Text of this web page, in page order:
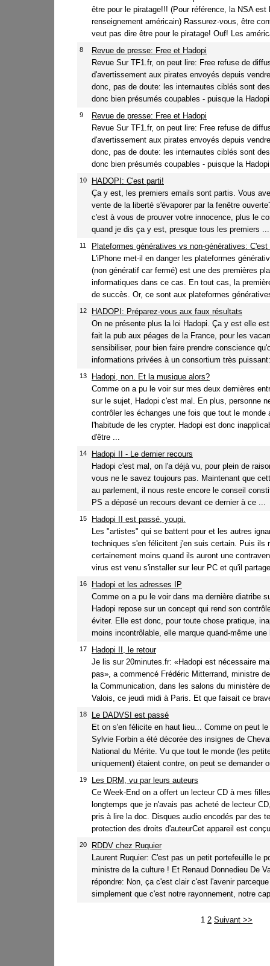
être pour le piratage!!! (Pour référence, la NSA est
renseignement américain) Rassurez-vous, être
veut pas dire être pour le piratage! Ouf! Les
8
Revue de presse: Free et Hadopi
Revue Sur TF1.fr, on peut lire: Free refuse de
d'avertissement aux pirates envoyés depuis
donc, pas de doute: les internautes ciblés sont
donc bien présumés coupables - puisque la
9
Revue de presse: Free et Hadopi
Revue Sur TF1.fr, on peut lire: Free refuse de
d'avertissement aux pirates envoyés depuis
donc, pas de doute: les internautes ciblés sont
donc bien présumés coupables - puisque la
10
HADOPI: C'est parti!
Ça y est, les premiers emails sont partis. Vous
vente de la liberté s'évaporer par la fenêtre
c'est à vous de prouver votre innocence, plus le
quand je dis ça y est, presque tous les premiers ...
11
Plateformes génératives vs non-génératives: C'est
L'iPhone met-il en danger les plateformes
(non génératif car fermé) est une des premières
informatiques dans ce cas. En tout cas, la
de succès. Or, ce sont aux plateformes
12
HADOPI: Préparez-vous aux faux résultats
On ne présente plus la loi Hadopi. Ça y est elle
fait la pub aux péages de la France, pour les
sensibiliser, pour bien faire prendre conscience
informations privées à un consortium très
13
Hadopi, non. Et la musique alors?
Comme on a pu le voir sur mes deux dernières
sur le sujet, Hadopi c'est mal. En plus, personne
contrôler les échanges une fois que tout le monde
l'habitude de les crypter. Hadopi est donc
d'être ...
14
Hadopi II - Le dernier recours
Hadopi c'est mal, on l'a déjà vu, pour plein de
vous ne le savez toujours pas. Maintenant que
au parlement, il nous reste encore le conseil
PS a déposé un recours devant ce dernier à ce ...
15
Hadopi II est passé, youpi.
Les "artistes" qui se battent pour et les autres
techniques s'en félicitent j'en suis certain. Puis ils
certainement moins quand ils auront une
virus est venu s'installer sur leur PC et qu'il
16
Hadopi et les adresses IP
Comme on a pu le voir dans ma dernière diatribe
Hadopi repose sur un concept qui rend son
éviter. Elle est donc, pour toute chose pratique,
moins incontrôlable, elle marque quand-même
17
Hadopi II, le retour
Je lis sur 20minutes.fr: «Hadopi est nécessaire
pas», a commencé Frédéric Mitterrand, ministre
la Communication, dans les salons du ministère
Valois, ce jeudi midi à Paris. Et que faisait ce
18
Le DADVSI est passé
Et on s'en félicite en haut lieu... Comme on peut
Sylvie Forbin a été décorée des insignes de
National du Mérite. Vu que tout le monde (les
uniquement) étaient contre, on peut se demander
19
Les DRM, vu par leurs auteurs
Ce Week-End on a offert un lecteur CD à mes
longtemps que je n'avais pas acheté de lecteur
pris à lire la doc. Disques audio encodés par des
protection des droits d'auteurCet appareil est
20
RDDV chez Ruquier
Laurent Ruquier: C'est pas un petit portefeuille le
ministre de la culture ! Et Renaud Donnedieu De
répondre: Non, ça c'est clair c'est l'avenir
simplement que c'est notre rayonnement, notre
1 2 Suivant >>